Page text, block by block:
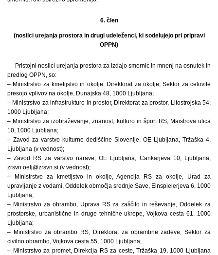
6. člen
(nosilci urejanja prostora in drugi udeleženci, ki sodelujejo pri pripravi
OPPN)
Pristojni nosilci urejanja prostora za izdajo smernic in mnenj na osnutek in
predlog OPPN, so:
– Ministrstvo za kmetijstvo in okolje, Direktorat za okolje, Sektor za celovite
presojo vplivov na okolje, Dunajska 48, 1000 Ljubljana;
– Ministrstvo za infrastrukturo in prostor, Direktorat za prostor, Litostrojska 54,
1000 Ljubljana;
– Ministrstvo za izobraževanje, znanost, kulturo in šport RS, Maistrova ulica
10, 1000 Ljubljana;
– Zavod za varstvo kulturne dediščine Slovenije, OE Ljubljana, Tržaška 4,
Ljubljana (v vednost);
– Zavod RS za varstvo narave, OE Ljubljana, Cankarjeva 10, Ljubljana,
zrsvn.oelj@zrsvn.si (v vednost);
– Ministrstvo za kmetijstvo in okolje, Agencija RS za okolje, Urad za
upravljanje z vodami, Oddelek območja srednje Save, Einspielerjeva 6, 1000
Ljubljana;
– Ministrstvo za obrambo, Uprava RS za zaščito in reševanje, Oddelek za
prostorske, urbanistične in druge tehnične ukrepe, Vojkova cesta 61, 1000
Ljubljana;
– Ministrstvo za obrambo RS, Direktorat za obrambne zadeve, Sektor za
civilno obrambo, Vojkova cesta 55, 1000 Ljubljana;
– Ministrstvo za promet, Direkcija RS za ceste, Tržaška 19, 1000 Ljubljana